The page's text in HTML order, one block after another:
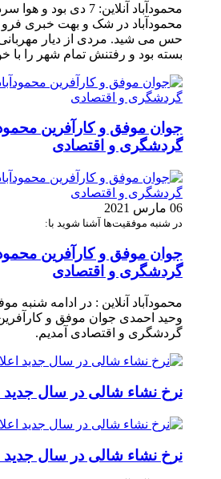
محمودآباد آنلاین: 7 دی
محمودآباد در شک و بهت خبری
حس می شید. مردی از دیار
بسته بود و رفتنش تمام شهر را
جوان موفق و کارآفرین
گردشگری و اقتصادی
06 مارس 2021
در شنبه موفقیت‌ها آشنا شوید با:
جوان موفق و کارآفرین
گردشگری و اقتصادی
محمودآباد آنلاین : در ادامه شنبه
وحید احمدی جوان موفق و
گردشگری و اقتصادی آمدیم.
نرخ نشاء شالی در سال جدید
نرخ نشاء شالی در سال جدید